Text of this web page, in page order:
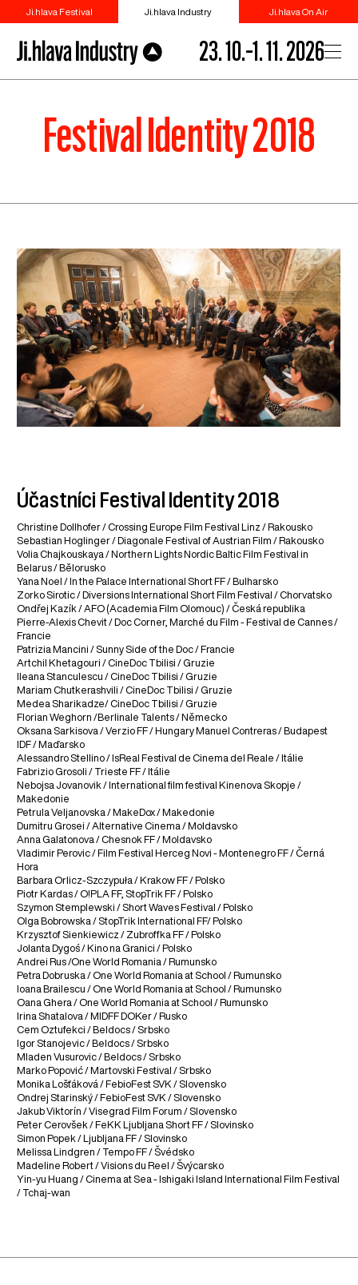
Ji.hlava Festival Ji.hlava Industry Ji.hlava On Air
23. 10.–1. 11. 2026
Festival Identity 2018
Účastníci Festival Identity 2018
Christine Dollhofer / Crossing Europe Film Festival Linz / Rakousko
Sebastian Hoglinger / Diagonale Festival of Austrian Film / Rakousko
Volia Chajkouskaya / Northern Lights Nordic Baltic Film Festival in
Belarus / Bělorusko
Yana Noel / In the Palace International Short FF / Bulharsko
Zorko Sirotic / Diversions International Short Film Festival / Chorvatsko
Ondřej Kazík / AFO (Academia Film Olomouc) / Česká republika
Pierre-Alexis Chevit / Doc Corner, Marché du Film - Festival de Cannes /
Francie
Patrizia Mancini / Sunny Side of the Doc / Francie
Artchil Khetagouri / CineDoc Tbilisi / Gruzie
Ileana Stanculescu / CineDoc Tbilisi / Gruzie
Mariam Chutkerashvili / CineDoc Tbilisi / Gruzie
Medea Sharikadze/ CineDoc Tbilisi / Gruzie
Florian Weghorn /Berlinale Talents / Německo
Oksana Sarkisova / Verzio FF / Hungary Manuel Contreras / Budapest
IDF / Maďarsko
Alessandro Stellino / IsReal Festival de Cinema del Reale / Itálie
Fabrizio Grosoli / Trieste FF / Itálie
Nebojsa Jovanovik / International film festival Kinenova Skopje /
Makedonie
Petrula Veljanovska / MakeDox / Makedonie
Dumitru Grosei / Alternative Cinema / Moldavsko
Anna Galatonova / Chesnok FF / Moldavsko
Vladimir Perovic / Film Festival Herceg Novi - Montenegro FF / Černá
Hora
Barbara Orlicz-Szczypuła / Krakow FF / Polsko
Piotr Kardas / O!PLA FF, StopTrik FF / Polsko
Szymon Stemplewski / Short Waves Festival / Polsko
Olga Bobrowska / StopTrik International FF/ Polsko
Krzysztof Sienkiewicz / Zubroffka FF / Polsko
Jolanta Dygoś / Kino na Granici / Polsko
Andrei Rus /One World Romania / Rumunsko
Petra Dobruska / One World Romania at School / Rumunsko
Ioana Brailescu / One World Romania at School / Rumunsko
Oana Ghera / One World Romania at School / Rumunsko
Irina Shatalova / MIDFF DOKer / Rusko
Cem Oztufekci / Beldocs / Srbsko
Igor Stanojevic / Beldocs / Srbsko
Mladen Vusurovic / Beldocs / Srbsko
Marko Popović / Martovski Festival / Srbsko
Monika Lošťáková / FebioFest SVK / Slovensko
Ondrej Starinský / FebioFest SVK / Slovensko
Jakub Viktorín / Visegrad Film Forum / Slovensko
Peter Cerovšek / FeKK Ljubljana Short FF / Slovinsko
Simon Popek / Ljubljana FF / Slovinsko
Melissa Lindgren / Tempo FF / Švédsko
Madeline Robert / Visions du Reel / Švýcarsko
Yin-yu Huang / Cinema at Sea - Ishigaki Island International Film Festival
/ Tchaj-wan